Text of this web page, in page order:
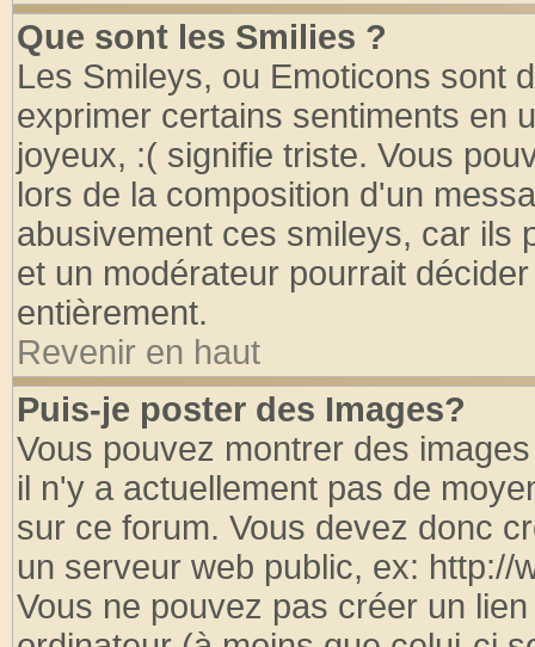
Que sont les Smilies ?
Les Smileys, ou Emoticons sont
exprimer certains sentiments en
joyeux, :( signifie triste. Vous
lors de la composition d'un
abusivement ces smileys, car ils
et un modérateur pourrait
entièrement.
Revenir en haut
Puis-je poster des Images?
Vous pouvez montrer des
il n'y a actuellement pas de
sur ce forum. Vous devez donc
un serveur web public, ex: http://
Vous ne pouvez pas créer un